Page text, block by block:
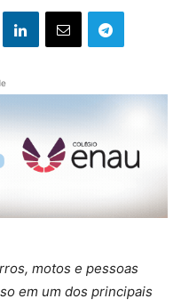
motos e pessoas
em um dos principais